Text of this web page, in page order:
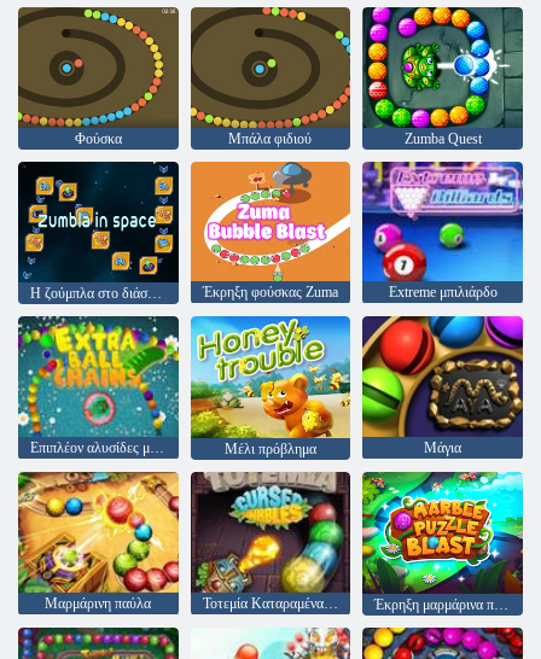
Φούσκα Μπάλα φιδιού Zumba Quest
Η ζούμπλα στο διάστημα Έκρηξη φούσκας Zuma Extreme μπιλιάρδο
Επιπλέον αλυσίδες μπάλας Μέλι πρόβλημα Μάγια
Μαρμάρινη παύλα Τοτεμία Καταραμένα Μάρμαρα Έκρηξη μαρμάρινα παζλ